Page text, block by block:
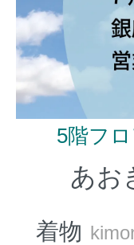
5階フ
あお
着物